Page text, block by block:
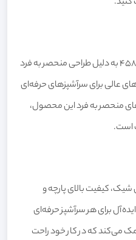
روپوش سرآشپز مدل پارسا با کد 45800 به دلیل طراحی منحصر به فرد
عالی برای سرآشپزهای حرفه‌ای
منحصر به فرد این محصول،
است.
کیفیت بالای پارچه و
برای هر سرآشپز حرفه‌ای
می‌کند که در کار خود راحت